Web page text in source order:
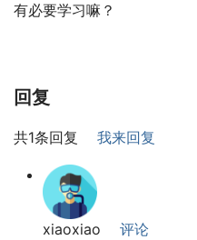
有必要学习嘛？
回复
共1条回复 我来回复
xiaoxiao
评论